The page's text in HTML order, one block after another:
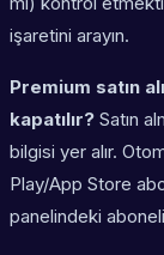
işaretini arayın.
Premium satın
kapatılır? Satın
bilgisi yer alır.
Play/App Store
panelindeki